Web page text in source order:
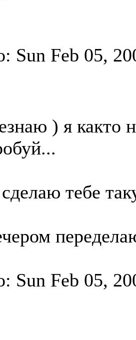
Sun Feb 05,
) я както
тебе
Sun Feb 05,